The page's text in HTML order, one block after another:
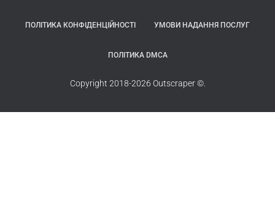
ПОЛІТИКА КОНФІДЕНЦІЙНОСТІ УМОВИ НАДАННЯ ПОСЛУГ
ПОЛІТИКА DMCA
Copyright 2018-2026 Outscraper ©.